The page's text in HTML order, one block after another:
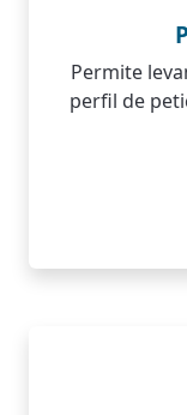
Permite
perfil de